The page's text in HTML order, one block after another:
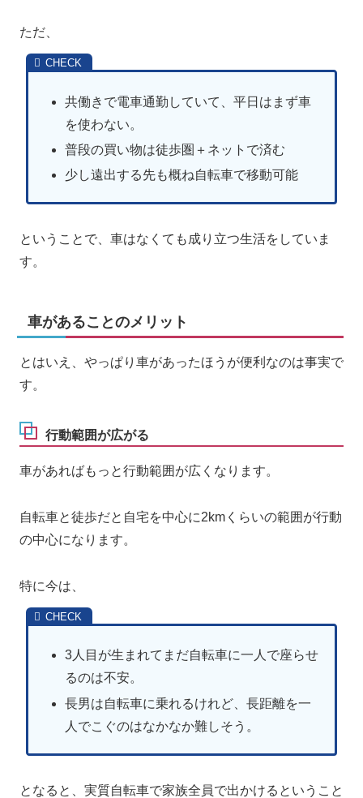
ただ、
共働きで電車通勤していて、平日はまず車
を使わない。
普段の買い物は徒歩圏＋ネットで済む
少し遠出する先も概ね自転車で移動可能
ということで、車はなくても成り立つ生活をしていま
す。
車があることのメリット
とはいえ、やっぱり車があったほうが便利なのは事実で
す。
行動範囲が広がる
車があればもっと行動範囲が広くなります。
自転車と徒歩だと自宅を中心に2kmくらいの範囲が行動
の中心になります。
特に今は、
3人目が生まれてまだ自転車に一人で座らせ
るのは不安。
長男は自転車に乗れるけれど、長距離を一
人でこぐのはなかなか難しそう。
となると、実質自転車で家族全員で出かけるということ